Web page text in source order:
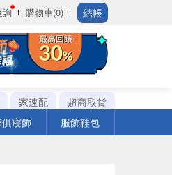
詢 購物車(0) 結帳
家速配
超商取貨
寢飾 服飾鞋包